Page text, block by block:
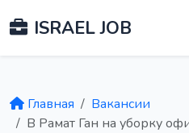
ISRAEL JOB
Главная
Вакансии
В Рамат Ган на уборку